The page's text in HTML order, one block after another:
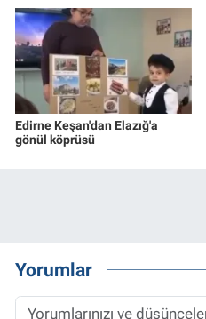
Edirne Keşan'dan Elazığ'a
gönül köprüsü
Yorumlar